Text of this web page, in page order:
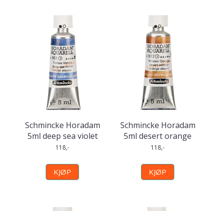
Schmincke Horadam
5ml deep sea violet
118,-
KJØP
Schmincke Horadam
5ml desert orange
118,-
KJØP